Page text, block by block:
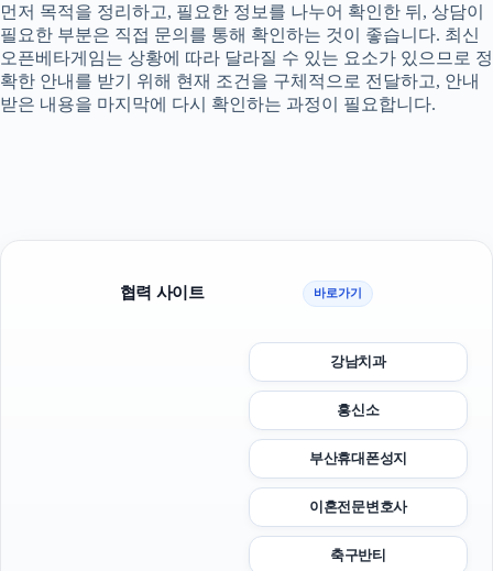
먼저 목적을 정리하고, 필요한 정보를 나누어 확인한 뒤, 상담이
필요한 부분은 직접 문의를 통해 확인하는 것이 좋습니다. 최신
오픈베타게임는 상황에 따라 달라질 수 있는 요소가 있으므로 정
확한 안내를 받기 위해 현재 조건을 구체적으로 전달하고, 안내
받은 내용을 마지막에 다시 확인하는 과정이 필요합니다.
협력 사이트 바로가기
강남치과
흥신소
부산휴대폰성지
이혼전문변호사
축구반티